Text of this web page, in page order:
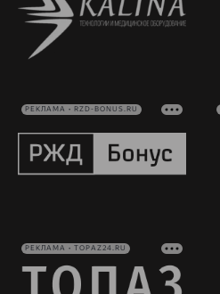
РЕКЛАМА • RZD-BONUS.RU
РЕКЛАМА • TOPAZ24.RU